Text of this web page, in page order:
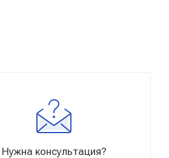
Нужна консультация?